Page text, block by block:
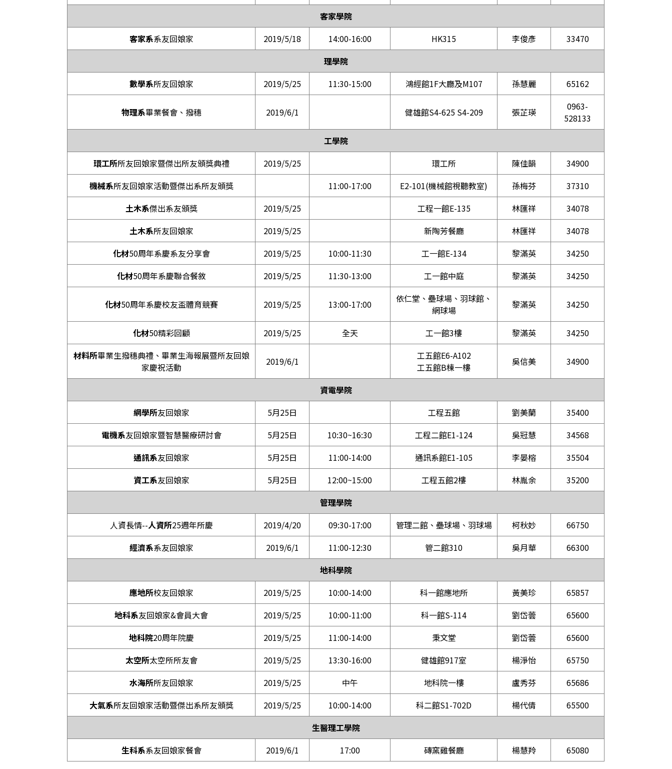
客家學院
客家系系友回娘家 2019/5/18 14:00-16:00 HK315 李俊彥
33470
理學院
數學系所友回娘家 2019/5/25 11:30-15:00 鴻經館1F大廳及M107 孫慧麗 65162
物理系畢業餐會、撥穗 2019/6/1 健雄館S4-625 S4-209 張芷瑛
0963-
528133
工學院
環工所所友回娘家暨傑出所友頒獎典禮 2019/5/25 環工所 陳佳韻
34900
機械系所友回娘家活動暨傑出系所友頒獎 11:00-17:00 E2-101(機械館視聽教室) 孫梅芬
37310
土木系傑出系友頒獎 2019/5/25 工程一館E-135 林匯祥
34078
土木系所友回娘家 2019/5/25 新陶芳餐廳 林匯祥
34078
化材50周年系慶系友分享會 2019/5/25 10:00-11:30 工一館E-134 黎滿英
34250
化材50周年系慶聯合餐敘 2019/5/25 11:30-13:00 工一館中庭 黎滿英 34250
化材50周年系慶校友盃體育競賽 2019/5/25 13:00-17:00
依仁堂、壘球場、羽球館、
網球場
黎滿英 34250
化材50精彩回顧 2019/5/25 全天 工一館3樓 黎滿英
34250
材料所畢業生撥穗典禮、畢業生海報展暨所友回娘
家慶祝活動
2019/6/1
工五館E6-A102
工五館B棟一樓
吳信美 34900
資電學院
網學所友回娘家 5月25日 工程五館 劉美蘭
35400
電機系友回娘家暨智慧醫療研討會 5月25日 10:30~16:30 工程二館E1-124 吳冠慧
34568
通訊系友回娘家 5月25日 11:00-14:00 通訊系館E1-105 李晏榕
35504
資工系友回娘家 5月25日 12:00~15:00 工程五館2樓 林胤余
35200
管理學院
人資長情--人資所25週年所慶 2019/4/20 09:30-17:00 管理二館、壘球場、羽球場 柯秋妙
66750
經濟系系友回娘家 2019/6/1 11:00-12:30 管二館310 吳月華
66300
地科學院
應地所校友回娘家 2019/5/25 10:00-14:00 科一館應地所 黃美珍
65857
地科系友回娘家&會員大會 2019/5/25 10:00-11:00 科一館S-114 劉岱蕓
65600
地科院20周年院慶 2019/5/25 11:00-14:00 秉文堂 劉岱蕓
65600
太空所太空所所友會 2019/5/25 13:30-16:00 健雄館917室 楊淨怡
65750
水海所所友回娘家 2019/5/25 中午 地科院一樓 盧秀芬
65686
大氣系所友回娘家活動暨傑出系所友頒獎 2019/5/25 10:00-14:00 科二館S1-702D 楊代倩
65500
生醫理工學院
生科系系友回娘家餐會 2019/6/1 17:00 磚窯雞餐廳 楊慧羚 65080